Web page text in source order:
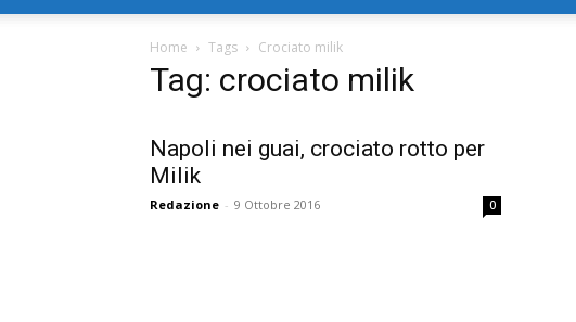
Home Tags Crociato milik
Tag: crociato milik
Napoli nei guai, crociato rotto per
Milik
Redazione - 9 Ottobre 2016 0